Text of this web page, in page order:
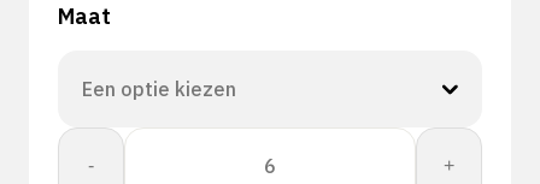
Maat
-
Showa
234X
+